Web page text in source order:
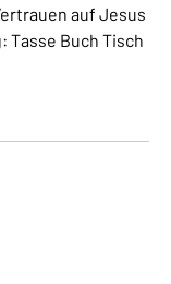
auf Jesus
Buch Tisch